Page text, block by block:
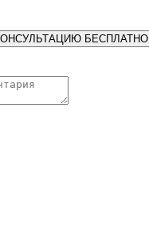
БЕСПЛАТНО